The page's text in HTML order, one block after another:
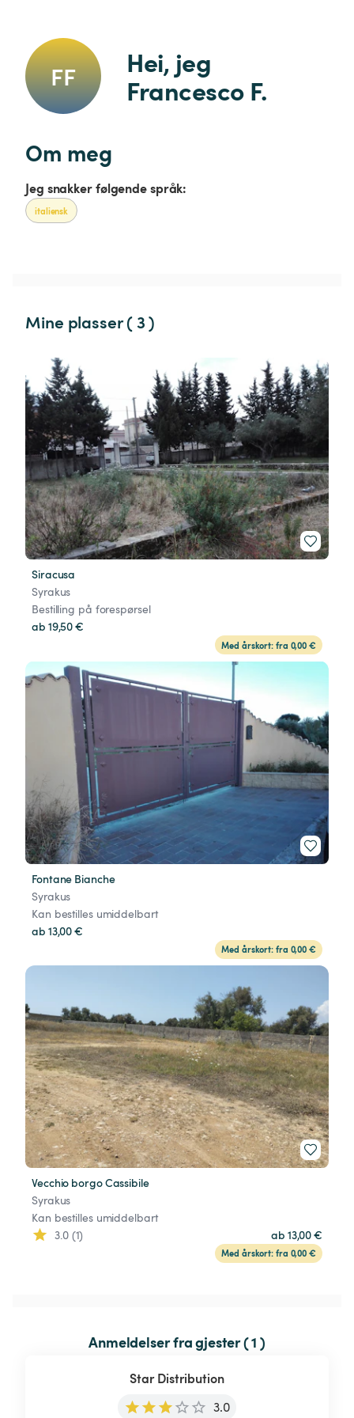
FF
Hei, jeg
Francesco F.
Om meg
Jeg snakker følgende språk:
italiensk
Mine plasser ( 3 )
Siracusa
Syrakus
Bestilling på forespørsel
ab 19,50 €
Med årskort: fra 0,00 €
Fontane Bianche
Syrakus
Kan bestilles umiddelbart
ab 13,00 €
Med årskort: fra 0,00 €
Vecchio borgo Cassibile
Syrakus
Kan bestilles umiddelbart
3.0 (1)
ab 13,00 €
Med årskort: fra 0,00 €
Anmeldelser fra gjester ( 1 )
Star Distribution
3.0